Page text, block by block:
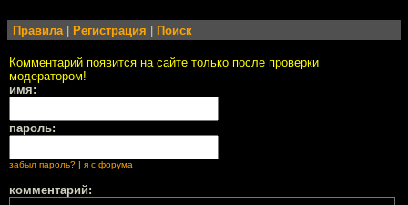
Правила| Регистрация Поиск
Комментарий появится на сайте только после проверки
модератором!
имя:
пароль:
забыл пароль? я с форума
комментарий: